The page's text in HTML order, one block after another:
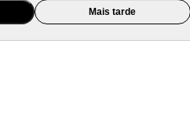
Mais tarde